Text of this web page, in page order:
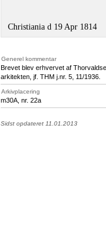
Christiania d 19 Apr 1814
Generel kommentar
Brevet blev erhvervet af
arkitekten, jf. THM j.nr. 5, 11/1936.
Arkivplacering
m30A, nr. 22a
Sidst opdateret 11.01.2013